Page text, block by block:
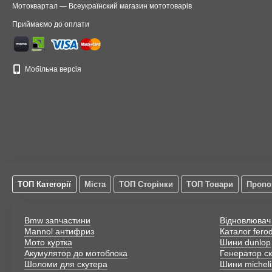
Плоскогубці, як підвид
У електриків свої потреби,
кабелю, замінити
шарнірно-губцевого типу,
правило, плоскогубці
навіть виконувати такі
вдаватися до допомоги
ще можуть називати
Щоб не пошкодити
роботи в місцях, до яких
інструменту стане для вас
дізнатися ціни на
замовити шарнірно-
скористатися каталогом
Мотоквартал — Всеукраїнский магазин мототоварів
Приймаємо до оплати
Мобільна версія
ТОП Категорії Міста ТОП Сторінки ТОП Товари
Bmw запчастини
Mannol антифриз
Мото куртка
Акумулятор до мотоблока
Шоломи для скутера
Каталог
Шини dunlop
Генератор
Шини